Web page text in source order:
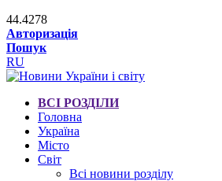
44.4278
Авторизація
Пошук
RU
ВСІ РОЗДІЛИ
Головна
Україна
Місто
Світ
Всі новини розділу